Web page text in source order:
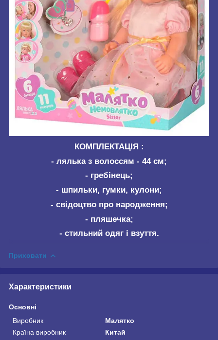
КОМПЛЕКТАЦІЯ :
- лялька з волоссям - 44 см;
- гребінець;
- шпильки, гумки, кулони;
- свідоцтво про народження;
- пляшечка;
- стильний одяг і взуття.
Приховати
Характеристики
Основні
Виробник
Малятко
Країна виробник
Китай